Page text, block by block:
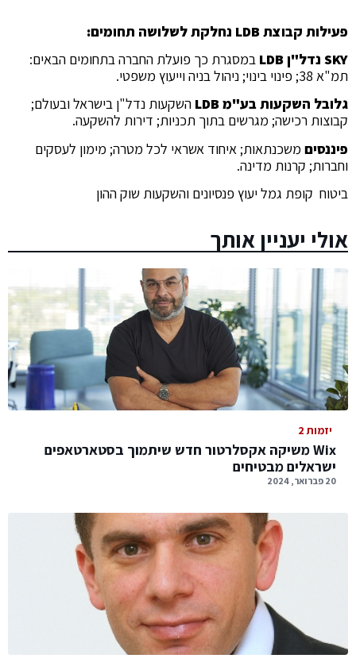
פעילות קבוצת LDB נחלקת לשלושה תחומים:
SKY נדל"ן LDB
במסגרת כך פועלת החברה בתחומים הבאים:
תמ"א 38; פינוי בינוי; ניהול בניה וייעוץ משפטי.
גלובל השקעות בע"מ LDB
השקעות נדל"ן בישראל ובעולם;
קבוצות רכישה; מגרשים בתוך תכניות; דירות להשקעה.
פיננסים משכנתאות; איחוד אשראי לכל מטרה; מימון לעסקים
וחברות; קרנות מדינה.
ביטוח קופת גמל יעוץ פנסיונים והשקעות שוק ההון
אולי יעניין אותך
יזמות 2
Wix משיקה אקסלרטור חדש שיתמוך בסטארטאפים
ישראלים מבטיחים
20 פברואר, 2024